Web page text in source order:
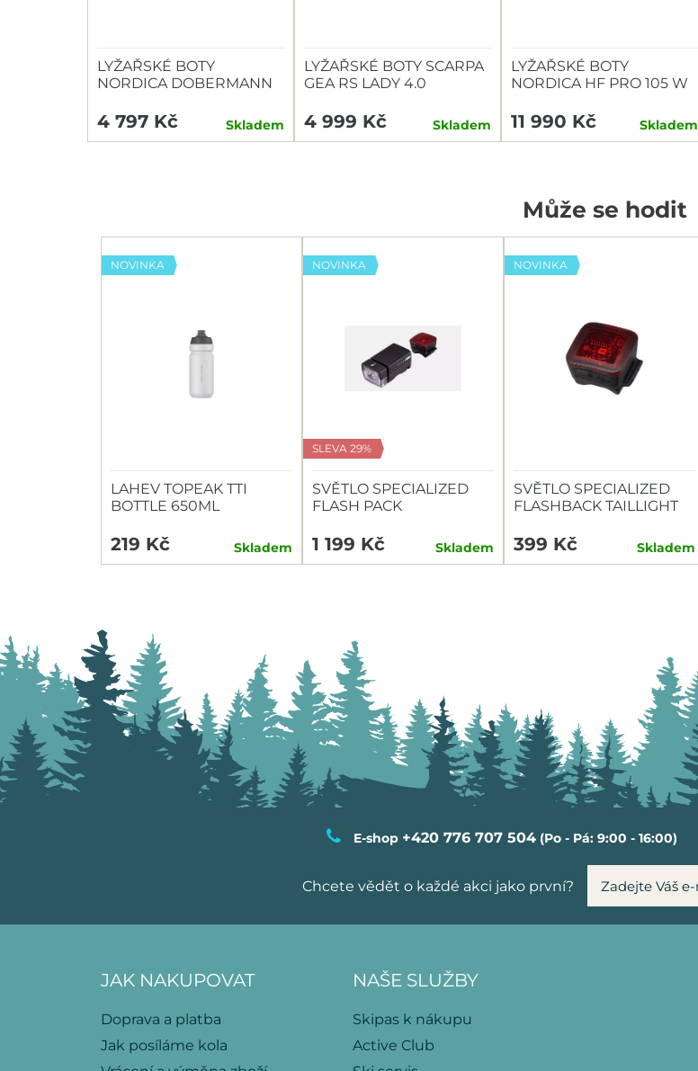
LYŽAŘSKÉ BOTY
NORDICA DOBERMANN
4 797 Kč Skladem
LYŽAŘSKÉ BOTY SCARPA
GEA RS LADY 4.0
4 999 Kč Skladem
LYŽAŘSKÉ BOTY
NORDICA HF PRO 105 W
11 990 Kč Skladem
Může se hodit
NOVINKA
LAHEV TOPEAK TTI
BOTTLE 650ML
219 Kč Skladem
NOVINKA
SLEVA 29%
SVĚTLO SPECIALIZED
FLASH PACK
1 199 Kč Skladem
NOVINKA
SVĚTLO SPECIALIZED
FLASHBACK TAILLIGHT
399 Kč Skladem
E-shop +420 776 707 504(Po - Pá: 9:00 - 16:00)
Chcete vědět o každé akci jako první?
JAK NAKUPOVAT
Doprava a platba
Jak posíláme kola
NAŠE SLUŽBY
Skipas k nákupu
Active Club